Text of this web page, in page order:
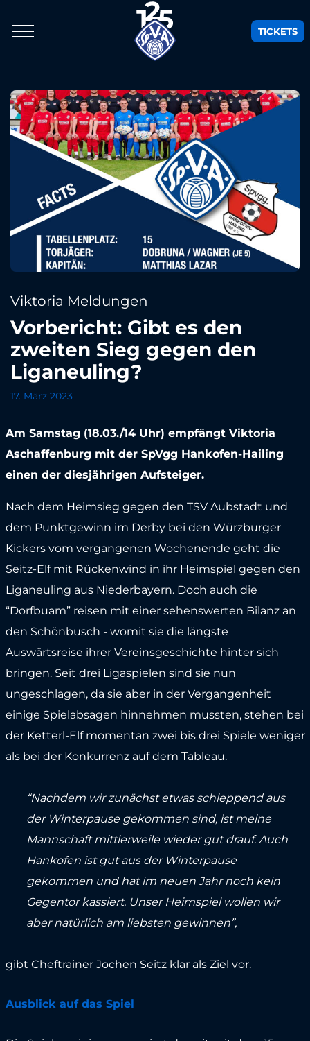
TICKETS
Viktoria Meldungen
Vorbericht: Gibt es den
zweiten Sieg gegen den
Liganeuling?
17. März 2023
Am Samstag (18.03./14 Uhr) empfängt Viktoria
Aschaffenburg mit der SpVgg Hankofen-Hailing
einen der diesjährigen Aufsteiger.
Nach dem Heimsieg gegen den TSV Aubstadt und
dem Punktgewinn im Derby bei den Würzburger
Kickers vom vergangenen Wochenende geht die
Seitz-Elf mit Rückenwind in ihr Heimspiel gegen den
Liganeuling aus Niederbayern. Doch auch die
“Dorfbuam” reisen mit einer sehenswerten Bilanz an
den Schönbusch - womit sie die längste
Auswärtsreise ihrer Vereinsgeschichte hinter sich
bringen. Seit drei Ligaspielen sind sie nun
ungeschlagen, da sie aber in der Vergangenheit
einige Spielabsagen hinnehmen mussten, stehen bei
der Ketterl-Elf momentan zwei bis drei Spiele weniger
als bei der Konkurrenz auf dem Tableau.
“Nachdem wir zunächst etwas schleppend aus
der Winterpause gekommen sind, ist meine
Mannschaft mittlerweile wieder gut drauf. Auch
Hankofen ist gut aus der Winterpause
gekommen und hat im neuen Jahr noch kein
Gegentor kassiert. Unser Heimspiel wollen wir
aber natürlich am liebsten gewinnen”,
gibt Cheftrainer Jochen Seitz klar als Ziel vor.
Ausblick auf das Spiel